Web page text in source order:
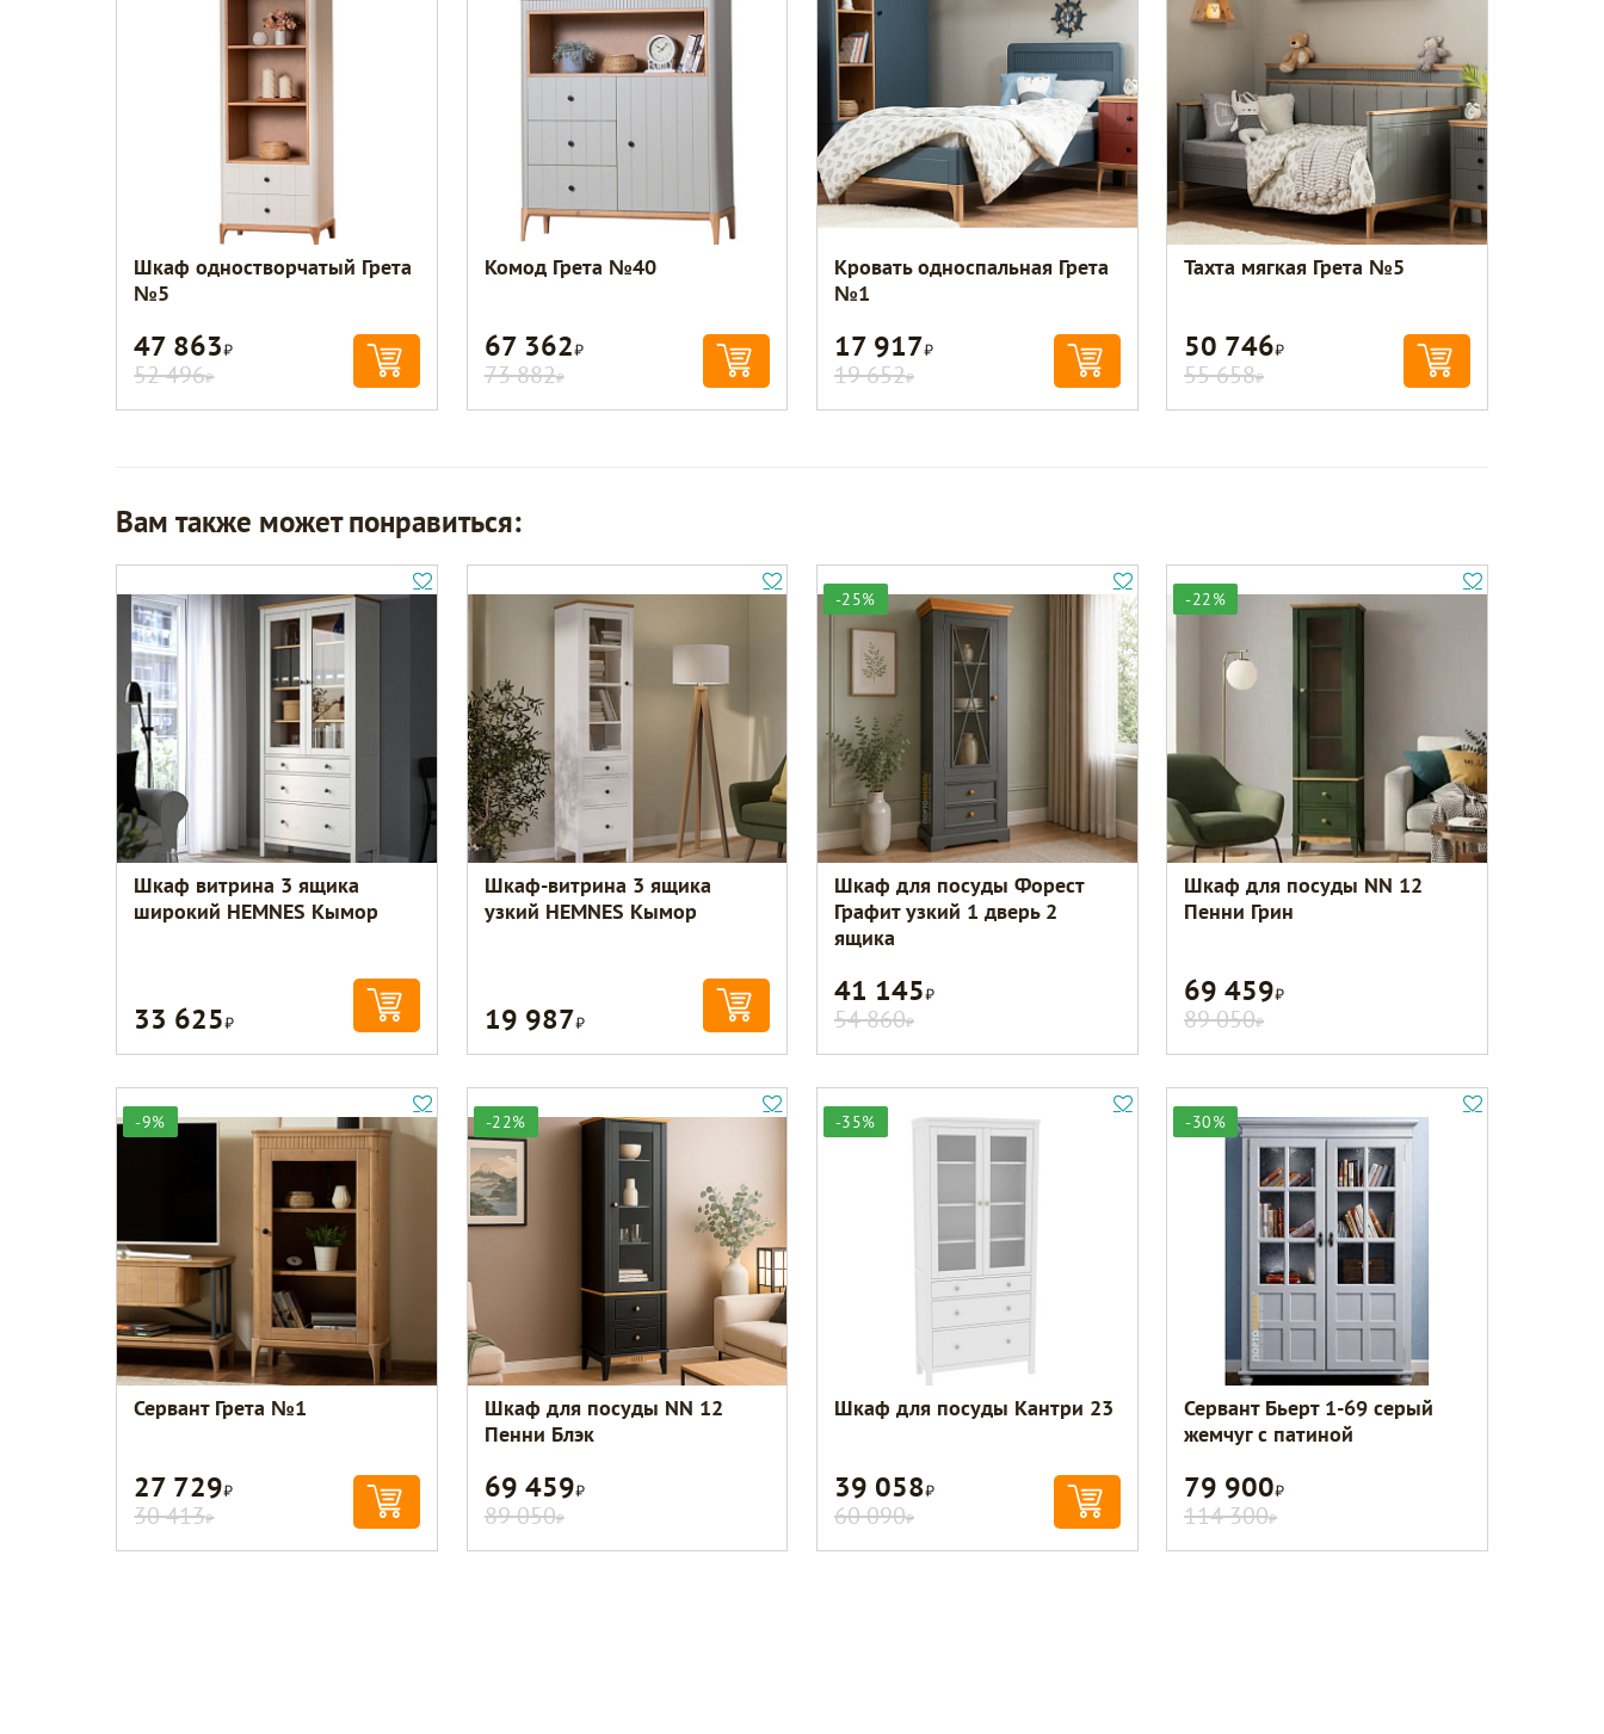
Шкаф одностворчатый Грета
№5
47 863Р
52 496Р
Комод Грета №40
67 362Р
73 882Р
Кровать односпальная Грета
№1
17 917Р
19 652Р
Тахта мягкая Грета №5
50 746Р
55 658Р
Вам также может понравиться:
Шкаф витрина 3 ящика
широкий HEMNES Кымор
33 625Р
Шкаф-витрина 3 ящика
узкий HEMNES Кымор
19 987Р
-25%
Шкаф для посуды Форест
Графит узкий 1 дверь 2
ящика
41 145Р
54 860Р
-22%
Шкаф для посуды NN 12
Пенни Грин
69 459Р
89 050Р
-9%
Сервант Грета №1
27 729Р
30 413Р
-22%
Шкаф для посуды NN 12
Пенни Блэк
69 459Р
89 050Р
-35%
Шкаф для посуды Кантри 23
39 058Р
60 090Р
-30%
Сервант Бьерт 1-69 серый
жемчуг с патиной
79 900Р
114 300Р